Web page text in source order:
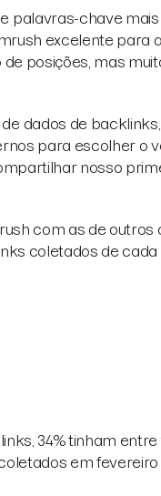
palavras-chave
excelente para
posições, mas
dados de
para escolher o
nosso
com as de
coletados de
34% tinham entre
em fevereiro